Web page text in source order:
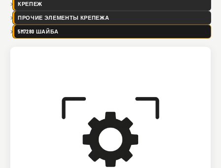
КРЕПЕЖ
ПРОЧИЕ ЭЛЕМЕНТЫ КРЕПЕЖА
5M7280 ШАЙБА